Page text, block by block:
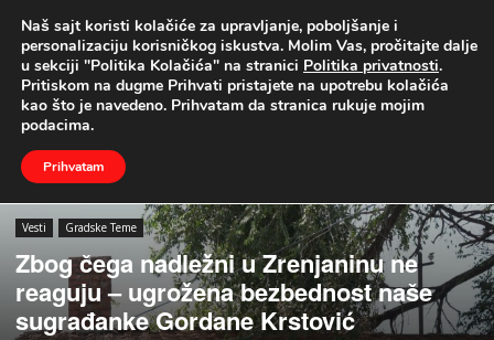
UŽIVO
Naslovna Vesti Gradske Teme
Vesti Gradske Teme
Zbog čega nadležni u Zrenjaninu ne
reaguju – ugrožena bezbednost naše
sugrađanke Gordane Krstović
Naš sajt koristi kolačiće za upravljanje, poboljšanje i
personalizaciju korisničkog iskustva. Molim Vas, pročitajte dalje
u sekciji "Politika Kolačića" na stranici Politika privatnosti.
Pritiskom na dugme Prihvati pristajete na upotrebu kolačića
kao što je navedeno. Prihvatam da stranica rukuje mojim
podacima.
Prihvatam